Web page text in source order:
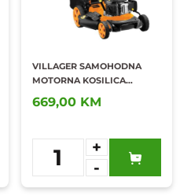
VILLAGER SAMOHODNA
MOTORNA KOSILICA
3KW/173CC PRIME 5111T
669,00 KM
1
+
-
Dodaj u
omiljene